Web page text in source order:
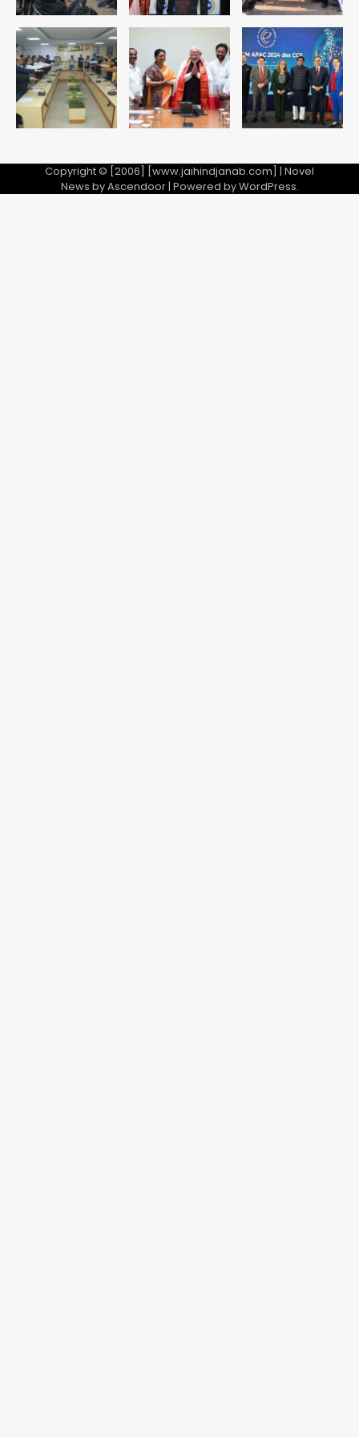
Copyright © [2006] [www.jaihindjanab.com] | Novel
News byAscendoor| Powered byWordPress.